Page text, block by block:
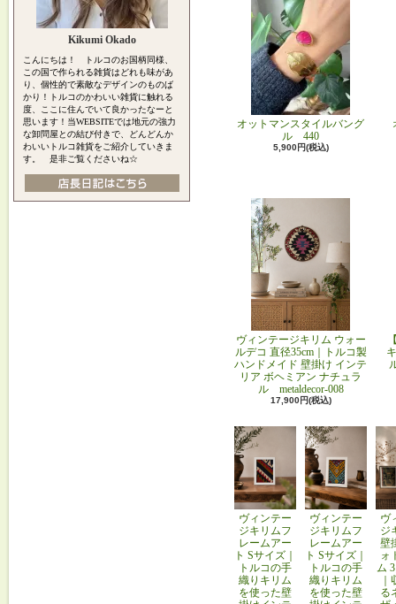
Kikumi Okado
こんにちは！ トルコのお国柄同様、
この国で作られる雑貨はどれも味があ
り、個性的で素敵なデザインのものば
かり！トルコのかわいい雑貨に触れる
度、ここに住んでいて良かったなーと
思います！当WEBSITEでは地元の強力
な卸問屋との結び付きで、どんどんか
わいいトルコ雑貨をご紹介していきま
す。 是非ご覧くださいね☆
オットマンスタイルバング
ル 440
5,900円(税込)
ヴィンテージキリム ウォー
ルデコ 直径35cm｜トルコ製
ハンドメイド 壁掛け インテ
リア ボヘミアン ナチュラ
ル metaldecor-008
17,900円(税込)
ヴィンテー
ジキリムフ
レームアー
ト Sサイズ｜
トルコの手
織りキリム
を使った壁
ヴィンテー
ジキリムフ
レームアー
ト Sサイズ｜
トルコの手
織りキリム
を使った壁
ヴ
ジ
壁
ォ
ム
る